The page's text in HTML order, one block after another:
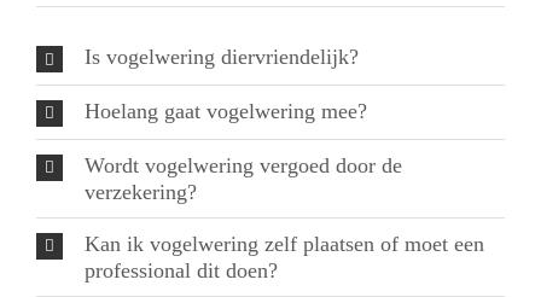
Is vogelwering diervriendelijk?
Hoelang gaat vogelwering mee?
Wordt vogelwering vergoed door de
verzekering?
Kan ik vogelwering zelf plaatsen of moet een
professional dit doen?